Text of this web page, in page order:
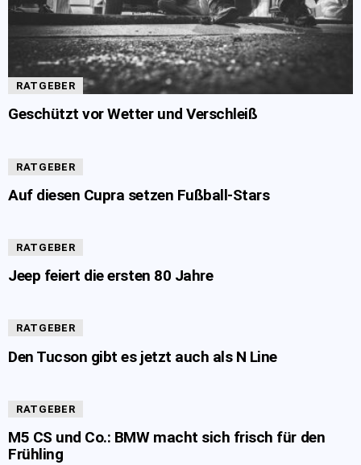
RATGEBER
Geschützt vor Wetter und Verschleiß
RATGEBER
Auf diesen Cupra setzen Fußball-Stars
RATGEBER
Jeep feiert die ersten 80 Jahre
RATGEBER
Den Tucson gibt es jetzt auch als N Line
RATGEBER
M5 CS und Co.: BMW macht sich frisch für den
Frühling